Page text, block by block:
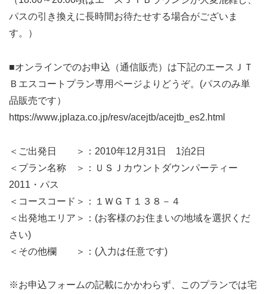
パスの引き換えに長時間お待たせする場合がございま
す。）
■オンラインでのお申込（通信販売）は下記のエースＪＴ
Ｂエスコートプラン専用ページよりどうぞ。(パスのみ単
品販売です）
https://www.jplaza.co.jp/resv/acejtb/acejtb_es2.html
＜ご出発日 ＞：2010年12月31日 1泊2日
＜プラン名称 ＞：ＵＳＪカウントダウンパーティー
2011・パス
＜コースコード＞：１ＷＧＴ１３８－４
＜出発地エリア＞：(お客様のお住まいの地域を選択くだ
さい)
＜その他欄 ＞：(入力は任意です)
※お申込フォームの記載にかかわらず、このプランでは宅